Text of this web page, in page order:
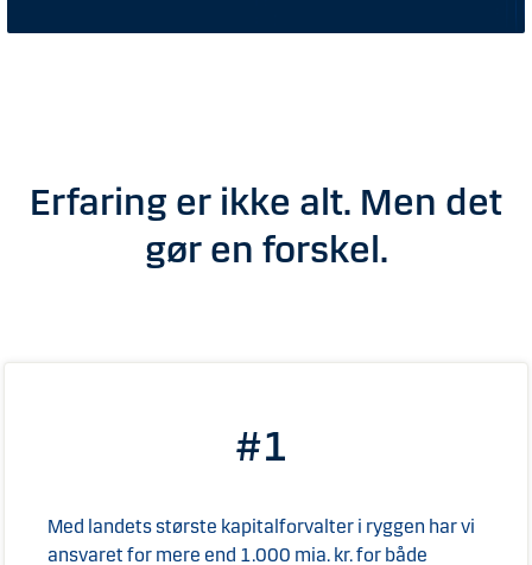
Erfaring er ikke alt. Men det
gør en forskel.
#1
Med landets største kapitalforvalter i ryggen har vi
ansvaret for mere end 1.000 mia. kr. for både